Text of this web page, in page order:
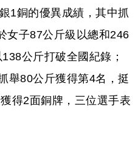
1銅的優異成績，其中抓
女子87公斤級以總和246
公斤打破全國紀錄；
舉80公斤獲得第4名，挺
得2面銅牌，三位選手表